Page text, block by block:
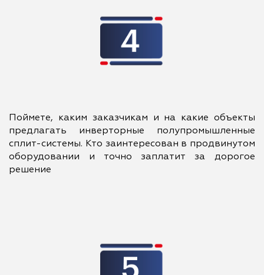
Поймете, каким заказчикам и на какие объекты
предлагать инверторные полупромышленные
сплит-системы. Кто заинтересован в продвинутом
оборудовании и точно заплатит за дорогое
решение